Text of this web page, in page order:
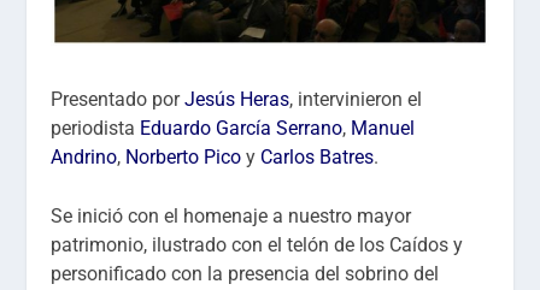
Presentado porJesús Heras, intervinieron el
periodista Eduardo García Serrano, Manuel
Andrino, Norberto Pico y Carlos Batres.
Se inició con el homenaje a nuestro mayor
patrimonio, ilustrado con el telón de los Caídos y
personificado con la presencia del sobrino del